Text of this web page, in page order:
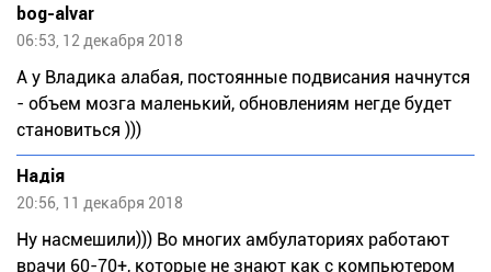
bog-alvar
06:53, 12 декабря 2018
А у Владика алабая, постоянные подвисания начнутся
- объем мозга маленький, обновлениям негде будет
становиться )))
Надія
20:56, 11 декабря 2018
Ну насмешили))) Во многих амбулаториях работают
врачи 60-70+, которые не знают как с компьютером